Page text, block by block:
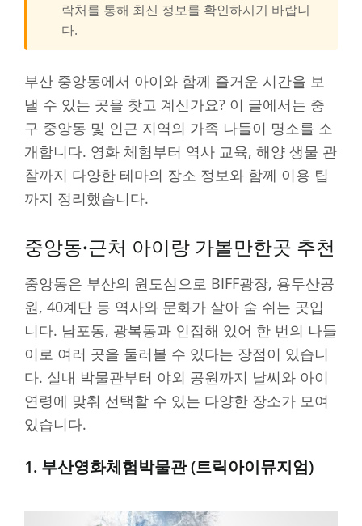
락처를 통해 최신 정보를 확인하시기 바랍니
다.
부산 중앙동에서 아이와 함께 즐거운 시간을 보
낼 수 있는 곳을 찾고 계신가요? 이 글에서는 중
구 중앙동 및 인근 지역의 가족 나들이 명소를 소
개합니다. 영화 체험부터 역사 교육, 해양 생물 관
찰까지 다양한 테마의 장소 정보와 함께 이용 팁
까지 정리했습니다.
중앙동·근처 아이랑 가볼만한곳 추천
중앙동은 부산의 원도심으로 BIFF광장, 용두산공
원, 40계단 등 역사와 문화가 살아 숨 쉬는 곳입
니다. 남포동, 광복동과 인접해 있어 한 번의 나들
이로 여러 곳을 둘러볼 수 있다는 장점이 있습니
다. 실내 박물관부터 야외 공원까지 날씨와 아이
연령에 맞춰 선택할 수 있는 다양한 장소가 모여
있습니다.
1. 부산영화체험박물관 (트릭아이뮤지엄)